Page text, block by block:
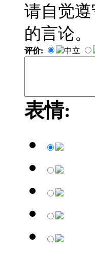
请自觉
的言论。
评价: 中立
表情: